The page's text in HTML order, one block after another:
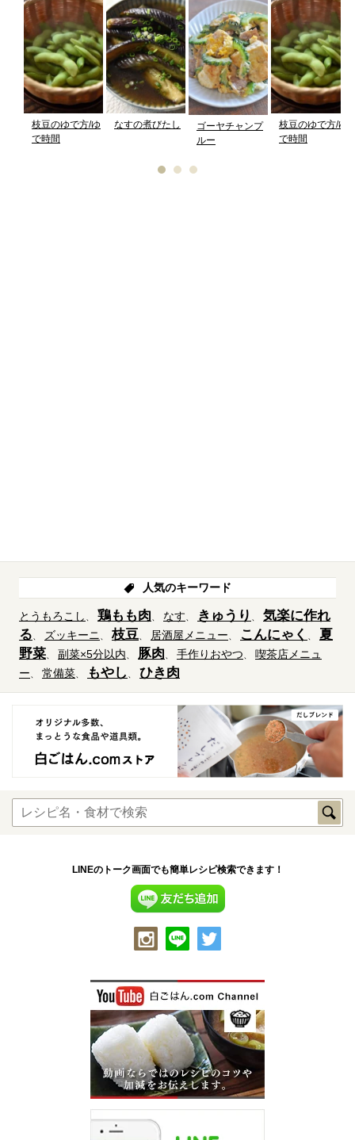
枝豆のゆで方/ゆ
で時間
なすの煮びたし
ゴーヤチャンプ
ルー
枝豆のゆで方/ゆ
で時間
人気のキーワード
とうもろこし 鶏もも肉 なす きゅうり
気楽に作れ
る
ズッキーニ 枝豆 居酒屋メニュー こんにゃく
夏
野菜
副菜×5分以内 豚肉 手作りおやつ
喫茶店メニュ
ー
常備菜 もやし ひき肉
LINEのトーク画面でも簡単レシピ検索できます！